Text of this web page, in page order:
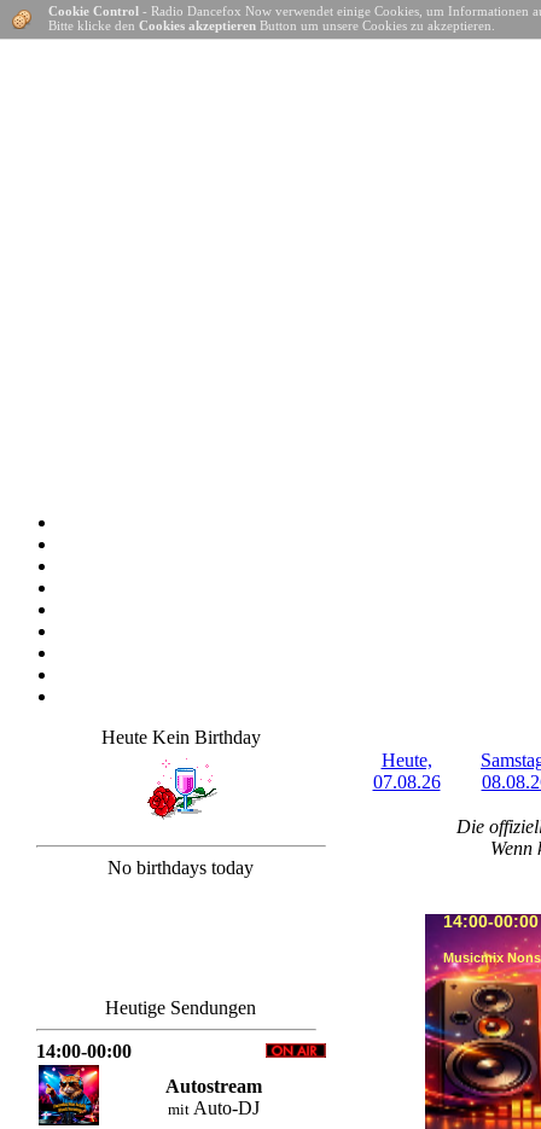
Heute Kein Birthday
No birthdays today
Heutige Sendungen
14:00-00:00
Autostream
mitAuto-DJ
Cookie Control - Radio Dancefox Now verwendet einige Cookies, um Informationen
Bitte klicke den Cookies akzeptieren Button um unsere Cookies zu akzeptieren.
Heute,
07.08.26
Die
Wenn
14:00-00:00
Musicmix